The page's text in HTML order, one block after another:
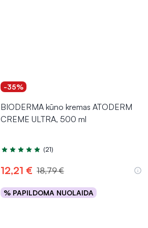
-35%
BIODERMA kūno kremas ATODERM
CREME ULTRA, 500 ml
Įvertinimas 5.0 iš 5
(21)
12,21 € 18,79 €
% PAPILDOMA NUOLAIDA
Į krepšelį